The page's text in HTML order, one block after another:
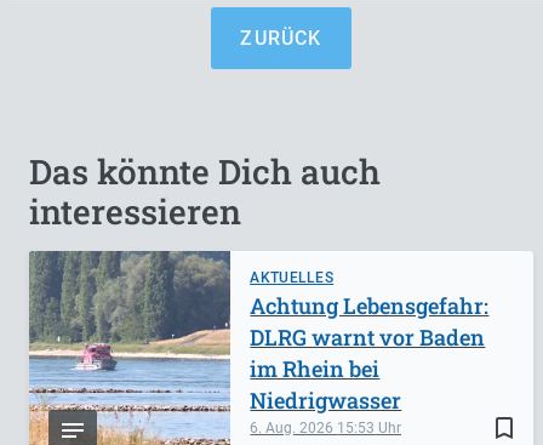
ZURÜCK
Das könnte Dich auch
interessieren
AKTUELLES
bookmark_border
6. Aug. 2026 15:53
Achtung Lebensgefahr:
DLRG warnt vor Baden
im Rhein bei
Niedrigwasser